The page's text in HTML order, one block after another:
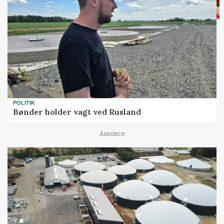
POLITIK
Bønder holder vagt ved Rusland
Annonce